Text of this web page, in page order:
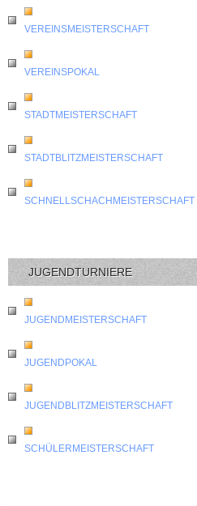
VEREINSMEISTERSCHAFT
VEREINSPOKAL
STADTMEISTERSCHAFT
STADTBLITZMEISTERSCHAFT
SCHNELLSCHACHMEISTERSCHAFT
JUGENDTURNIERE
JUGENDMEISTERSCHAFT
JUGENDPOKAL
JUGENDBLITZMEISTERSCHAFT
SCHÜLERMEISTERSCHAFT